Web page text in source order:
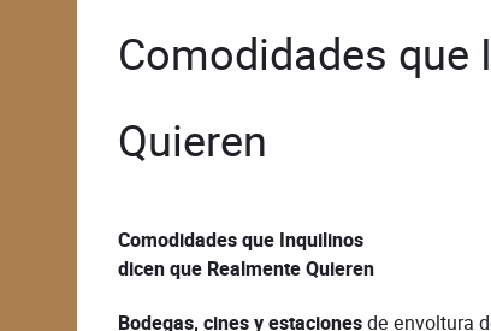
Comodidades que
Quieren
Comodidades que Inquilinos
dicen que Realmente Quieren
Bodegas, cines y estacionesde envoltura